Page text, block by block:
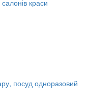
краси
посуд одноразовий